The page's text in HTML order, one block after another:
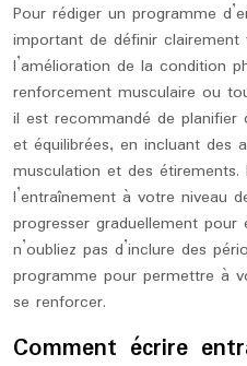
Pour rédiger un programme
important de définir
l’amélioration de la condition
renforcement musculaire ou
il est recommandé de planifier
et équilibrées, en incluant des
musculation et des étirements.
l’entraînement à votre niveau
progresser graduellement pour
n’oubliez pas d’inclure des
programme pour permettre à
se renforcer.
Comment écrire